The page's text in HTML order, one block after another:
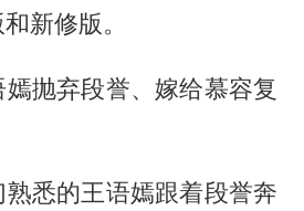
新修版。
抛弃段誉、嫁给慕容复
悉的王语嫣跟着段誉奔